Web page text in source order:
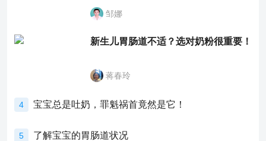
邹娜
新生儿胃肠道不适？选对奶粉很重要！
蒋春玲
4 宝宝总是吐奶，罪魁祸首竟然是它！
5 了解宝宝的胃肠道状况